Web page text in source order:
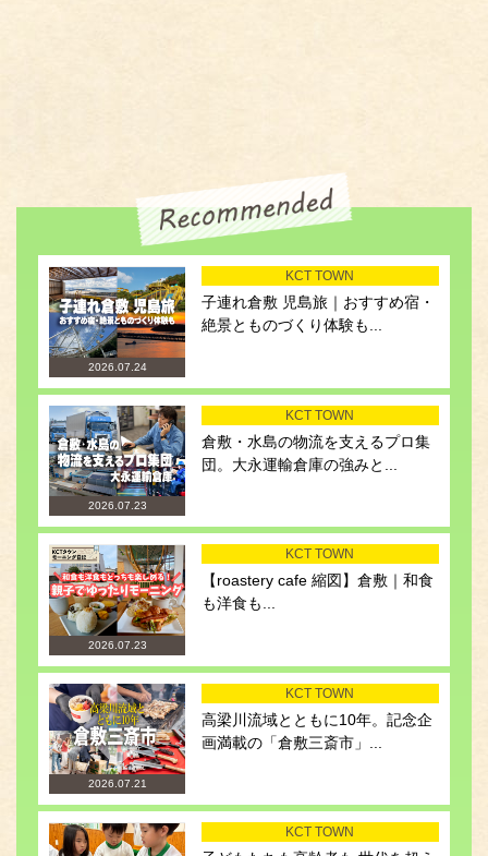
2026.07.24
KCT TOWN
子連れ倉敷 児島旅｜おすすめ宿・
絶景とものづくり体験も...
2026.07.23
KCT TOWN
倉敷・水島の物流を支えるプロ集
団。大永運輸倉庫の強みと...
2026.07.23
KCT TOWN
【roastery cafe 縮図】倉敷｜和食
も洋食も...
2026.07.21
KCT TOWN
高梁川流域とともに10年。記念企
画満載の「倉敷三斎市」...
KCT TOWN